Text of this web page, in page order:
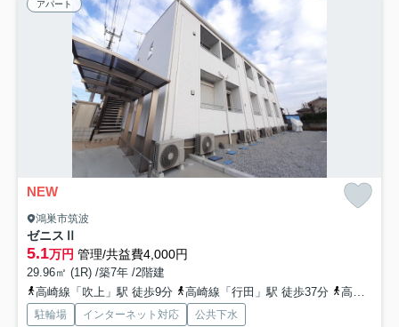
アパート
NEW
鴻巣市筑波
ゼニスⅡ
5.1万円 管理/共益費4,000円
29.96㎡ (1R) /築7年 /2階建
高崎線「吹上」駅 徒歩9分
高崎線「行田」駅 徒歩37分 高崎線「北鴻巣」駅 徒歩37分
駐輪場 インターネット対応 公共下水